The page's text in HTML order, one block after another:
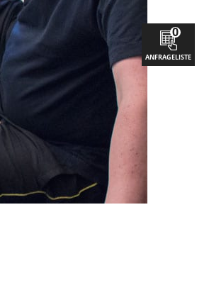
0
ANFRAGELISTE